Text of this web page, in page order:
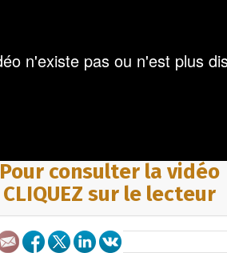
Pour consulter la vidéo
CLIQUEZ sur le lecteur